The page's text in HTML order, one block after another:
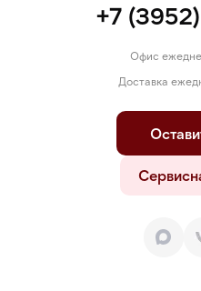
+7
Офис
Доставка